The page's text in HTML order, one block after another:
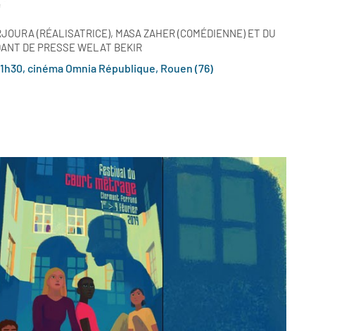
(RÉALISATRICE), MASA ZAHER (COMÉDIENNE) ET DU
DE PRESSE WELAT BEKIR
cinéma Omnia République, Rouen (76)